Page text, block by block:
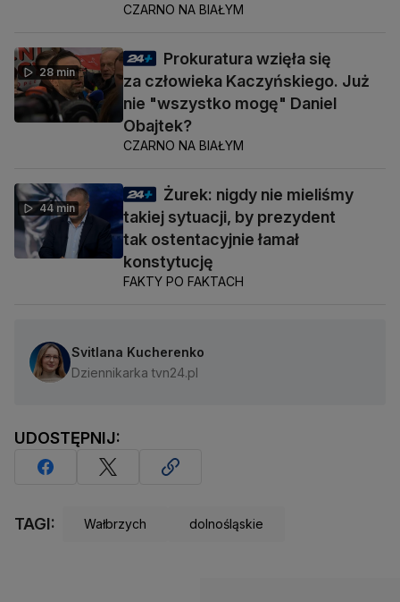
CZARNO NA BIAŁYM
28 min
Prokuratura wzięła się
za człowieka Kaczyńskiego. Już
nie "wszystko mogę" Daniel
Obajtek?
CZARNO NA BIAŁYM
44 min
Żurek: nigdy nie mieliśmy
takiej sytuacji, by prezydent
tak ostentacyjnie łamał
konstytucję
FAKTY PO FAKTACH
Svitlana Kucherenko
Dziennikarka tvn24.pl
UDOSTĘPNIJ:
TAGI: Wałbrzych dolnośląskie